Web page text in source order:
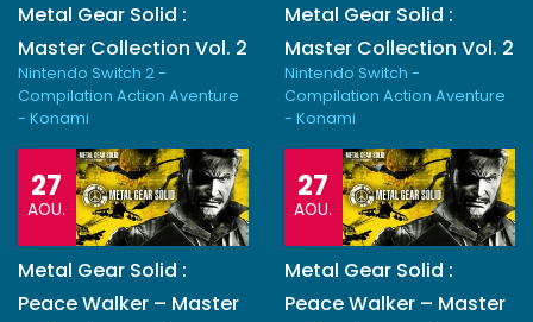
Metal Gear Solid :
Master Collection Vol. 2
Nintendo Switch 2 -
Compilation Action Aventure
- Konami
Metal Gear Solid :
Master Collection Vol. 2
Nintendo Switch -
Compilation Action Aventure
- Konami
27
AOU.
Metal Gear Solid :
Peace Walker – Master
27
AOU.
Metal Gear Solid :
Peace Walker – Master